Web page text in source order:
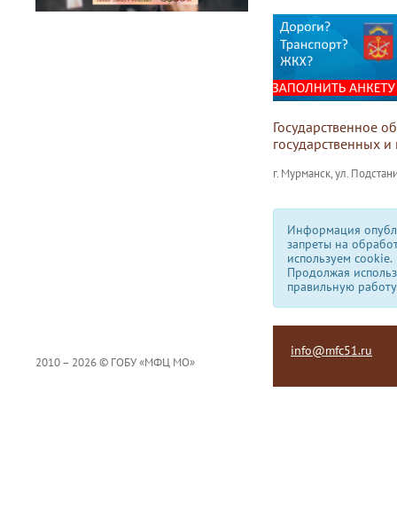
Государственное
государственных
г. Мурманск, ул.
Информация
запреты на
используем сookie.
Продолжая
правильную
2010 – 2026 © ГОБУ «МФЦ МО»
info@mfc51.ru